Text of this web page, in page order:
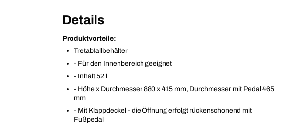
Details
Produktvorteile:
Tretabfallbehälter
- Für den Innenbereich geeignet
- Inhalt 52 l
- Höhe x Durchmesser 880 x 415 mm, Durchmesser mit Pedal 465
mm
- Mit Klappdeckel - die Öffnung erfolgt rückenschonend mit
Fußpedal